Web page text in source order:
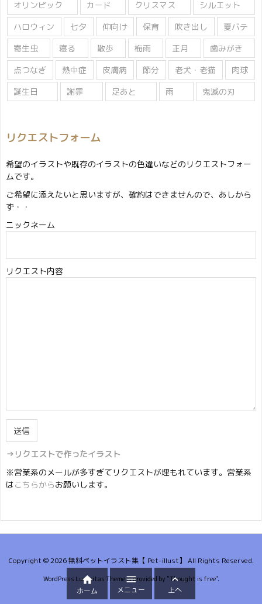
オリンピック
カード クリスマス
シルエット
ハロウィン
七夕 仰向け 保育 吹き出し
夏バテ
寄生虫
寝る 散歩 梅雨 正月
歯みがき
点つなぎ
熱中症 皮膚病 節分 老犬・老猫
肉球
誕生日
謝罪 足あと 雨 鬼滅の刃
リクエストフォーム
希望のイラストや既存のイラストの色違いなどのリクエストフォー
ムです。
ご希望に添えたいと思いますが、確約はできませんので、あしから
ず・・
ニックネーム
リクエスト内容
→リクエストで作ったイラスト
※営業系のメールが多すぎてリクエストが埋もれています。営業系
はこちらからお願いします。
Copyright ©2026 無料ペットイラスト集【 Pet-illust】 All Rights Reserved.
WordPress Luxeritas Theme is provided by "Thought is free".

ホーム

メニュー

上へ